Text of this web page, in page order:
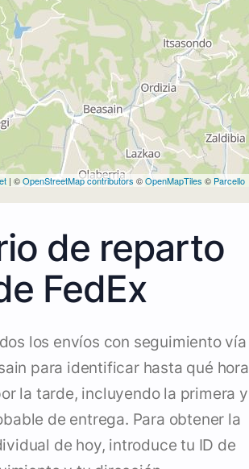
| ©OpenStreetMap contributors ©OpenMapTiles © Parcello
de reparto
FedEx
los envíos con seguimiento vía
para identificar hasta qué hora
la tarde, incluyendo la primera y
de entrega. Para obtener la
de hoy, introduce tu ID de